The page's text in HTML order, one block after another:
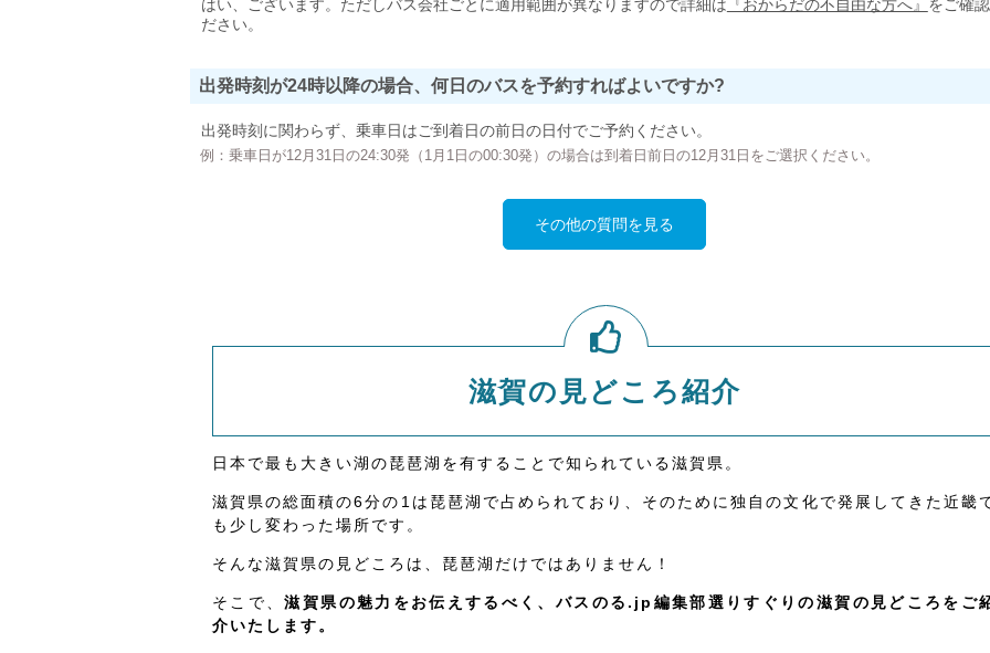
はい、ございます。ただしバス会社ごとに適用範囲が異なりますので詳細は 『おからだの不自由な方へ』 をご確
ださい。
出発時刻が24時以降の場合、何日のバスを予約すればよいですか?
出発時刻に関わらず、乗車日はご到着日の前日の日付でご予約ください。
例：乗車日が12月31日の24:30発（1月1日の00:30発）の場合は到着日前日の12月31日をご選択ください。
その他の質問を見る
滋賀の見どころ紹介
日本で最も大きい湖の琵琶湖を有することで知られている滋賀県。
滋賀県の総面積の6分の1は琵琶湖で占められており、そのために独自の文化で発展してきた近畿
も少し変わった場所です。
そんな滋賀県の見どころは、琵琶湖だけではありません！
そこで、滋賀県の魅力をお伝えするべく、バスのる.jp編集部選りすぐりの滋賀の見どころをご
介いたします。